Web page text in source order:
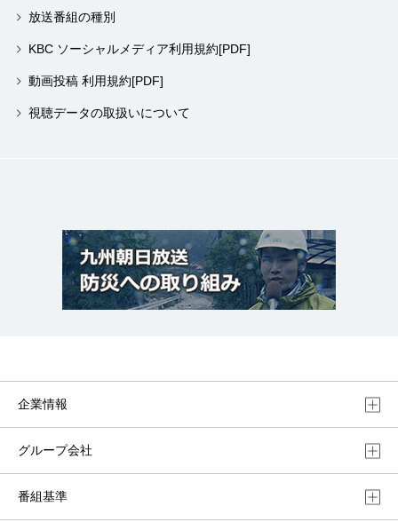
放送番組の種別
KBC ソーシャルメディア利用規約[PDF]
動画投稿 利用規約[PDF]
視聴データの取扱いについて
企業情報
グループ会社
番組基準